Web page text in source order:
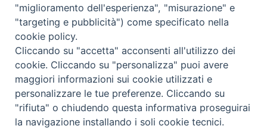
"miglioramento dell'esperienza", "misurazione" e
"targeting e pubblicità") come specificato nella
cookie policy.
Cliccando su "accetta" acconsenti all'utilizzo dei
cookie. Cliccando su "personalizza" puoi avere
maggiori informazioni sui cookie utilizzati e
personalizzare le tue preferenze. Cliccando su
"rifiuta" o chiudendo questa informativa proseguirai
la navigazione installando i soli cookie tecnici.